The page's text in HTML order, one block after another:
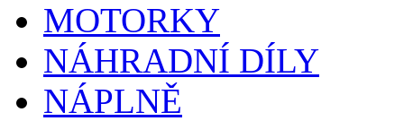
MOTORKY
NÁHRADNÍ DÍLY
NÁPLNĚ